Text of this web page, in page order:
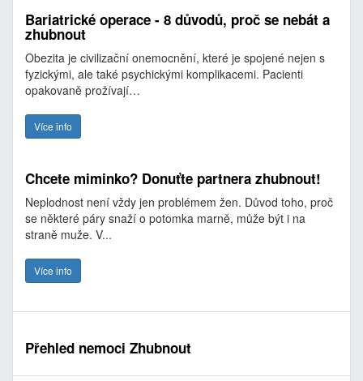
Bariatrické operace - 8 důvodů, proč se nebát a
zhubnout
Obezita je civilizační onemocnění, které je spojené nejen s
fyzickými, ale také psychickými komplikacemi. Pacienti
opakovaně prožívají…
Více info
Chcete miminko? Donuťte partnera zhubnout!
Neplodnost není vždy jen problémem žen. Důvod toho, proč
se některé páry snaží o potomka marně, může být i na
straně muže. V...
Více info
Přehled nemoci Zhubnout